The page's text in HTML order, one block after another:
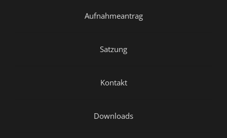
Aufnahmeantrag
Satzung
Kontakt
Downloads